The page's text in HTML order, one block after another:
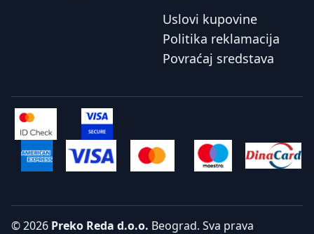
Uslovi kupovine
Politika reklamacija
Povraćaj sredstava
© 2026 Preko Reda d.o.o. Beograd. Sva prava